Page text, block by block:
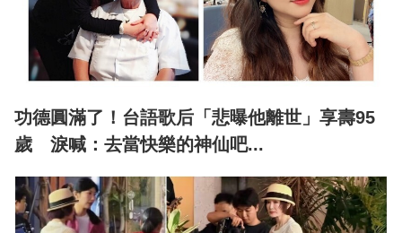
功德圓滿了！台語歌后「悲曝他離世」享壽95
歲 淚喊：去當快樂的神仙吧...